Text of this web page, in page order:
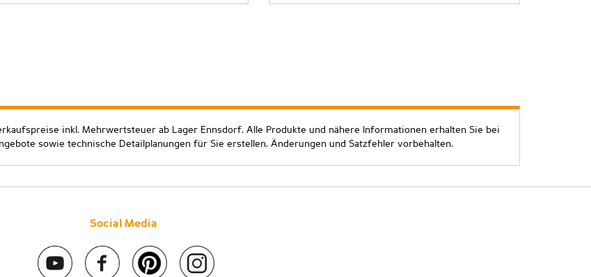
inkl. Mehrwertsteuer ab Lager Ennsdorf. Alle Produkte und nähere Informationen erhalten Sie bei
sowie technische Detailplanungen für Sie erstellen. Änderungen und Satzfehler vorbehalten.
Social Media